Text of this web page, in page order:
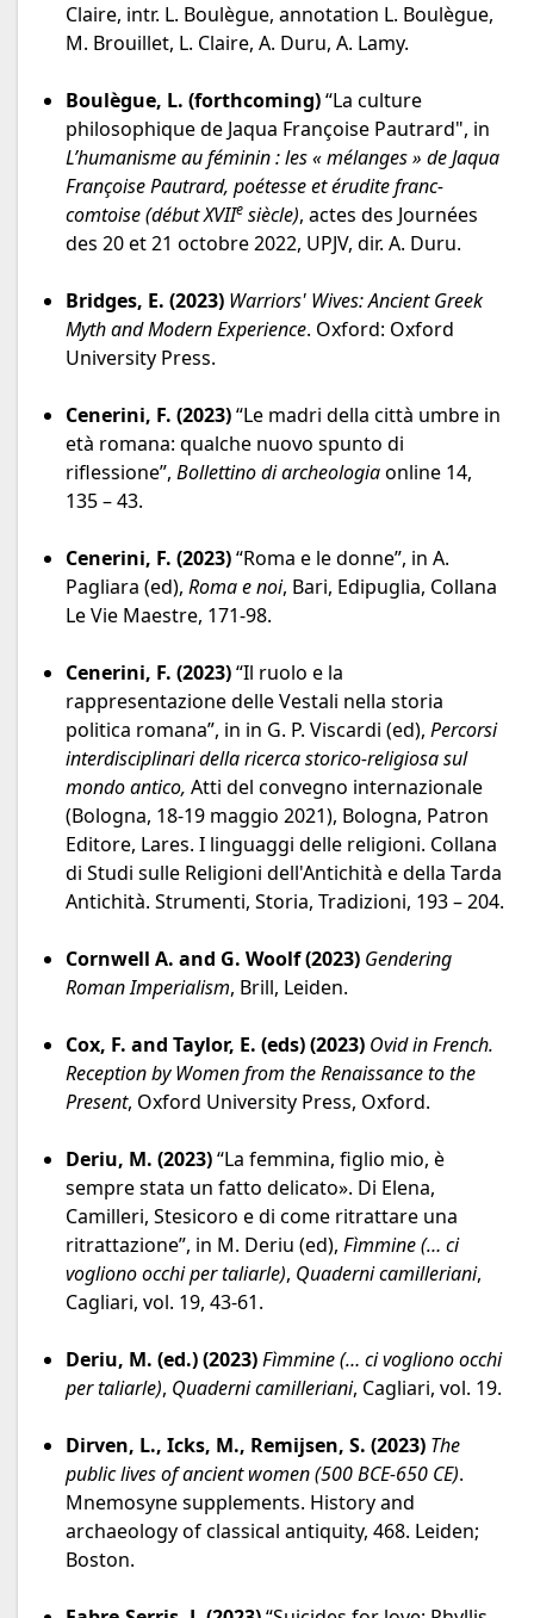
Claire, intr. L. Boulègue, annotation L. Boulègue,
M. Brouillet, L. Claire, A. Duru, A. Lamy.
Boulègue, L. (forthcoming)“La culture
philosophique de Jaqua Françoise Pautrard", in
L’humanisme au féminin : les « mélanges » de Jaqua
Françoise Pautrard, poétesse et érudite franc-
comtoise (début XVIIe siècle), actes des Journées
des 20 et 21 octobre 2022, UPJV, dir. A. Duru.
Bridges, E. (2023) Warriors' Wives: Ancient Greek
Myth and Modern Experience. Oxford: Oxford
University Press.
Cenerini, F. (2023)“Le madri della città umbre in
età romana: qualche nuovo spunto di
riflessione”, Bollettino di archeologiaonline 14,
135 – 43.
Cenerini, F. (2023)“Roma e le donne”, in A.
Pagliara (ed), Roma e noi, Bari, Edipuglia, Collana
Le Vie Maestre, 171-98.
Cenerini, F. (2023)“Il ruolo e la
rappresentazione delle Vestali nella storia
politica romana”, in in G. P. Viscardi (ed), Percorsi
interdisciplinari della ricerca storico-religiosa sul
mondo antico, Atti del convegno internazionale
(Bologna, 18-19 maggio 2021), Bologna, Patron
Editore, Lares. I linguaggi delle religioni. Collana
di Studi sulle Religioni dell'Antichità e della Tarda
Antichità. Strumenti, Storia, Tradizioni, 193 – 204.
Cornwell A. and G. Woolf (2023) Gendering
Roman Imperialism, Brill, Leiden.
Cox, F. and Taylor, E. (eds) (2023) Ovid in French.
Reception by Women from the Renaissance to the
Present, Oxford University Press, Oxford.
Deriu, M. (2023)“La femmina, figlio mio, è
sempre stata un fatto delicato». Di Elena,
Camilleri, Stesicoro e di come ritrattare una
ritrattazione”, in M. Deriu (ed), Fìmmine (… ci
vogliono occhi per taliarle), Quaderni camilleriani,
Cagliari, vol. 19, 43-61.
Deriu, M. (ed.) (2023)Fìmmine (… ci vogliono occhi
per taliarle), Quaderni camilleriani, Cagliari, vol. 19.
Dirven, L., Icks, M., Remijsen, S. (2023) The
public lives of ancient women (500 BCE-650 CE).
Mnemosyne supplements. History and
archaeology of classical antiquity, 468. Leiden;
Boston.